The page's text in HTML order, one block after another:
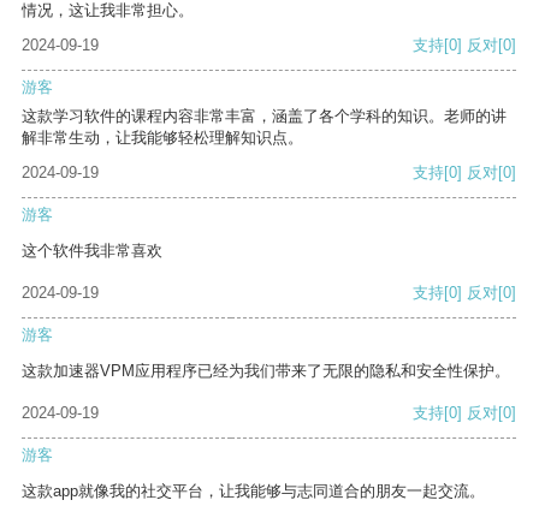
情况，这让我非常担心。
2024-09-19
支持[0] 反对[0]
游客
这款学习软件的课程内容非常丰富，涵盖了各个学科的知识。老师的讲
解非常生动，让我能够轻松理解知识点。
2024-09-19
支持[0] 反对[0]
游客
这个软件我非常喜欢
2024-09-19 支持[0] 反对[0]
游客
这款加速器VPM应用程序已经为我们带来了无限的隐私和安全性保护。
2024-09-19 支持[0] 反对[0]
游客
这款app就像我的社交平台，让我能够与志同道合的朋友一起交流。